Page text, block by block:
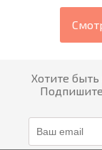
Хотите